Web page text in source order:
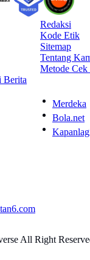
Redaksi
Kode Etik
Sitemap
Tentang
Metode Cek
Berita
Merdeka
Bola.net
All Right